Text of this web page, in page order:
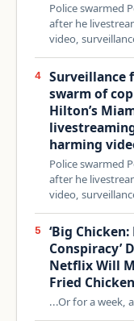
Police swarmed
after he
video,
4
Surveillance
swarm of
Hilton’s
harming
Police swarmed
after he
video,
5
‘Big
Conspiracy’
Netflix Will
Fried
...Or for a week,